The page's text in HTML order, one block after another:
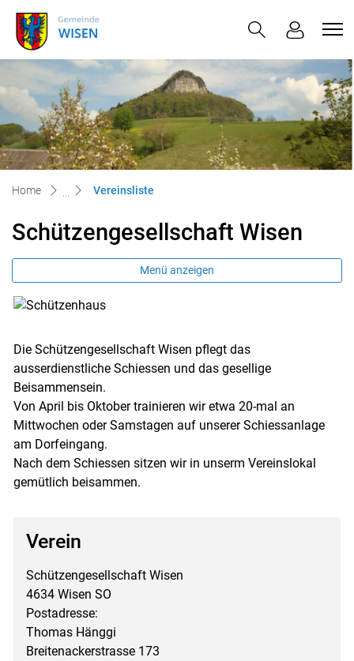
zur Startseite
Direkt zur Hauptnavigation
Direkt zum Inhalt
Direkt zur Suche
Direkt zum Stichwortverzeichnis
Home Vereinsliste
Schützengesellschaft Wisen
Menü anzeigen
Die Schützengesellschaft Wisen pflegt das
ausserdienstliche Schiessen und das gesellige
Beisammensein.
Von April bis Oktober trainieren wir etwa 20-mal an
Mittwochen oder Samstagen auf unserer Schiessanlage
am Dorfeingang.
Nach dem Schiessen sitzen wir in unserm Vereinslokal
gemütlich beisammen.
Verein
Schützengesellschaft Wisen
4634 Wisen SO
Postadresse:
Thomas Hänggi
Breitenackerstrasse 173